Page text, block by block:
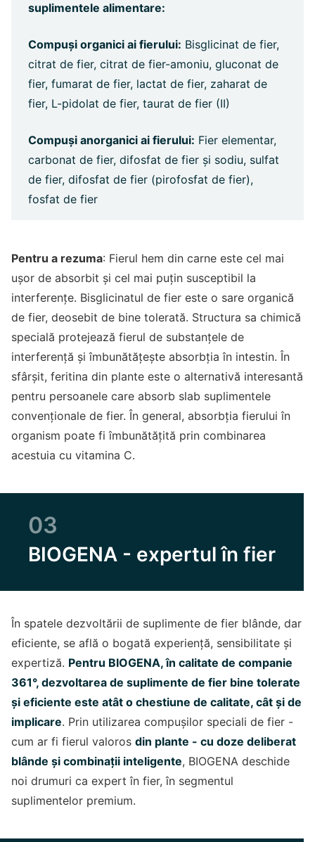
suplimentele alimentare:
Compuși organici ai fierului: Bisglicinat de fier,
citrat de fier, citrat de fier-amoniu, gluconat de
fier, fumarat de fier, lactat de fier, zaharat de
fier, L-pidolat de fier, taurat de fier (II)
Compuși anorganici ai fierului: Fier elementar,
carbonat de fier, difosfat de fier și sodiu, sulfat
de fier, difosfat de fier (pirofosfat de fier),
fosfat de fier
Pentru a rezuma: Fierul hem din carne este cel mai
ușor de absorbit și cel mai puțin susceptibil la
interferențe. Bisglicinatul de fier este o sare organică
de fier, deosebit de bine tolerată. Structura sa chimică
specială protejează fierul de substanțele de
interferență și îmbunătățește absorbția în intestin. În
sfârșit, feritina din plante este o alternativă interesantă
pentru persoanele care absorb slab suplimentele
convenționale de fier. În general, absorbția fierului în
organism poate fi îmbunătățită prin combinarea
acestuia cu vitamina C.
03
BIOGENA - expertul în fier
În spatele dezvoltării de suplimente de fier blânde, dar
eficiente, se află o bogată experiență, sensibilitate și
expertiză. Pentru BIOGENA, în calitate de companie
361°, dezvoltarea de suplimente de fier bine tolerate
și eficiente este atât o chestiune de calitate, cât și de
implicare. Prin utilizarea compușilor speciali de fier -
cum ar fi fierul valoros din plante - cu doze deliberat
blânde și combinații inteligente, BIOGENA deschide
noi drumuri ca expert în fier, în segmentul
suplimentelor premium.